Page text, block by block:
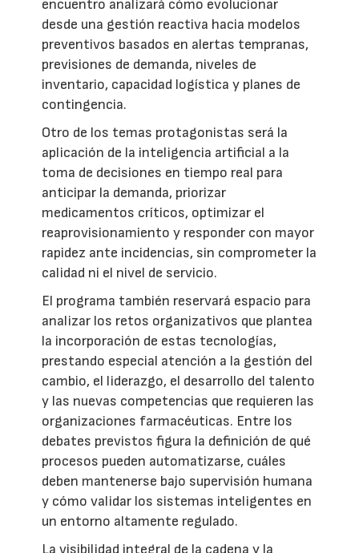
encuentro analizará cómo evolucionar
desde una gestión reactiva hacia modelos
preventivos basados en alertas tempranas,
previsiones de demanda, niveles de
inventario, capacidad logística y planes de
contingencia.
Otro de los temas protagonistas será la
aplicación de la inteligencia artificial a la
toma de decisiones en tiempo real para
anticipar la demanda, priorizar
medicamentos críticos, optimizar el
reaprovisionamiento y responder con mayor
rapidez ante incidencias, sin comprometer la
calidad ni el nivel de servicio.
El programa también reservará espacio para
analizar los retos organizativos que plantea
la incorporación de estas tecnologías,
prestando especial atención a la gestión del
cambio, el liderazgo, el desarrollo del talento
y las nuevas competencias que requieren las
organizaciones farmacéuticas. Entre los
debates previstos figura la definición de qué
procesos pueden automatizarse, cuáles
deben mantenerse bajo supervisión humana
y cómo validar los sistemas inteligentes en
un entorno altamente regulado.
La visibilidad integral de la cadena y la